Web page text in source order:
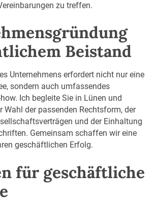
zu treffen.
Beistand
Unternehmens erfordert nicht nur eine
sondern auch umfassendes
Ich begleite Sie in Lünen und
Wahl der passenden Rechtsform, der
und der Einhaltung
Gemeinsam schaffen wir eine
geschäftlichen Erfolg.
für geschäftliche